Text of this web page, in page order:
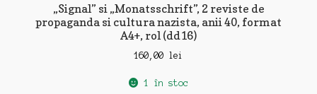
„Signal” si „Monatsschrift”, 2 reviste de
propaganda si cultura nazista, anii 40, format
A4+, rol (dd16)
160,00 lei
1 în stoc